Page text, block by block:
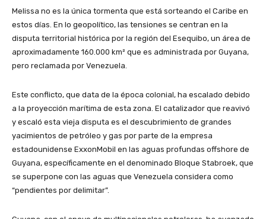
Melissa no es la única tormenta que está sorteando el Caribe en
estos días. En lo geopolítico, las tensiones se centran en la
disputa territorial histórica por la región del Esequibo, un área de
aproximadamente 160.000 km² que es administrada por Guyana,
pero reclamada por Venezuela.
Este conflicto, que data de la época colonial, ha escalado debido
a la proyección marítima de esta zona. El catalizador que reavivó
y escaló esta vieja disputa es el descubrimiento de grandes
yacimientos de petróleo y gas por parte de la empresa
estadounidense ExxonMobil en las aguas profundas offshore de
Guyana, específicamente en el denominado Bloque Stabroek, que
se superpone con las aguas que Venezuela considera como
“pendientes por delimitar”.